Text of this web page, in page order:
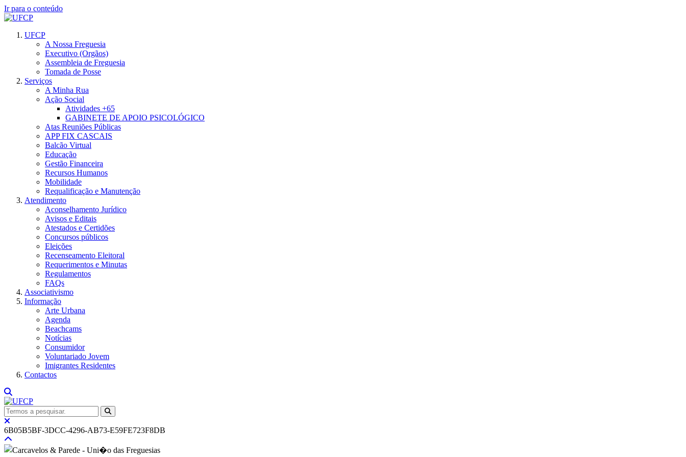
Ir para o conteúdo
UFCP
A Nossa Freguesia
Executivo (Orgãos)
Assembleia de Freguesia
Tomada de Posse
Serviços
A Minha Rua
Ação Social
Atividades +65
GABINETE DE APOIO PSICOLÓGICO
Atas Reuniões Públicas
APP FIX CASCAIS
Balcão Virtual
Educação
Gestão Financeira
Recursos Humanos
Mobilidade
Requalificação e Manutenção
Atendimento
Aconselhamento Jurídico
Avisos e Editais
Atestados e Certidões
Concursos públicos
Eleições
Recenseamento Eleitoral
Requerimentos e Minutas
Regulamentos
FAQs
Associativismo
Informação
Arte Urbana
Agenda
Beachcams
Notícias
Consumidor
Voluntariado Jovem
Imigrantes Residentes
Contactos
6B05B5BF-3DCC-4296-AB73-E59FE723F8DB